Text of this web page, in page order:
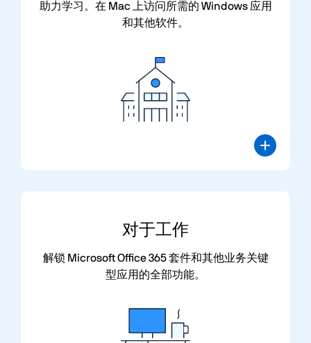
助力学习。在 Mac 上访问所需的 Windows 应用
和其他软件。
对于工作
解锁 Microsoft Office 365 套件和其他业务关键
型应用的全部功能。